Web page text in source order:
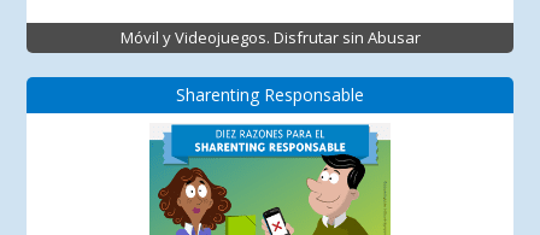
Móvil y Videojuegos. Disfrutar sin Abusar
Sharenting Responsable